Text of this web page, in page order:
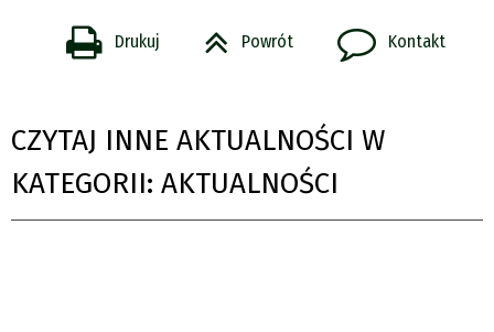
Drukuj Powrót Kontakt
CZYTAJ INNE AKTUALNOŚCI W
KATEGORII: AKTUALNOŚCI